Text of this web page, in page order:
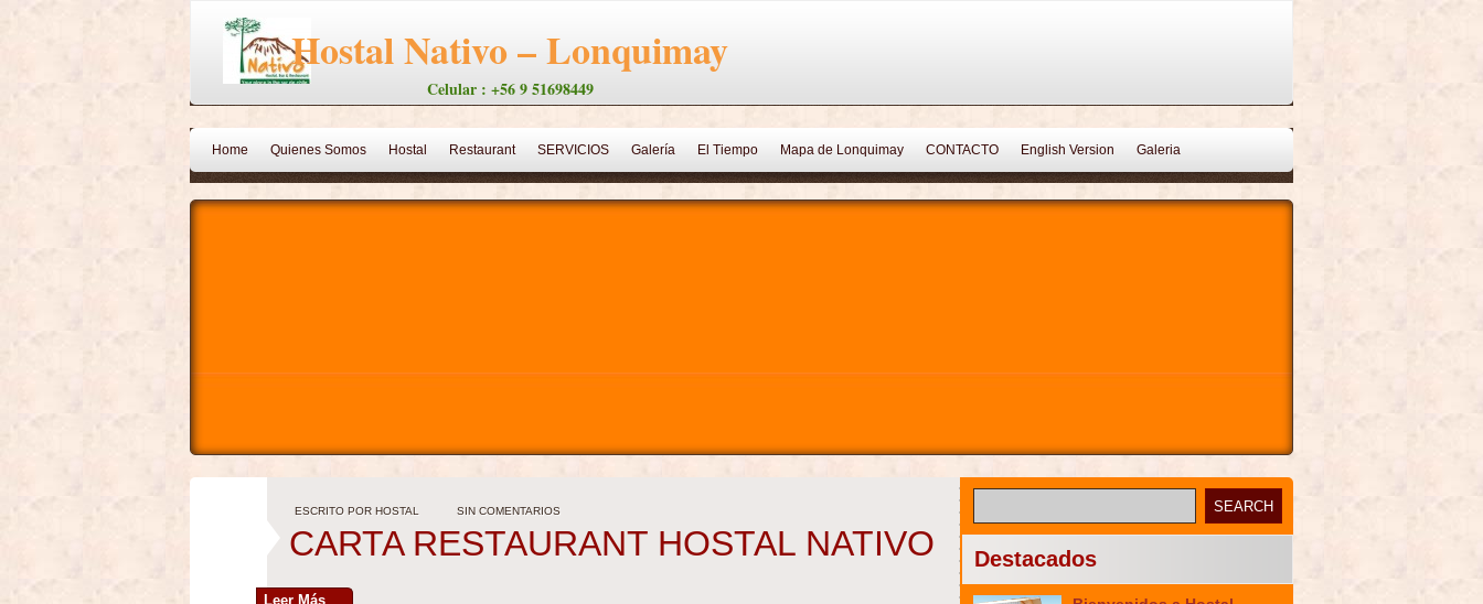
Hostal Nativo – Lonquimay
Celular : +56 9 51698449
Home Quienes Somos Hostal Restaurant SERVICIOS Galería El Tiempo Mapa de Lonquimay CONTACTO English Version Galeria
ESCRITO POR HOSTAL SIN COMENTARIOS
CARTA RESTAURANT HOSTAL NATIVO
Leer Más
Destacados